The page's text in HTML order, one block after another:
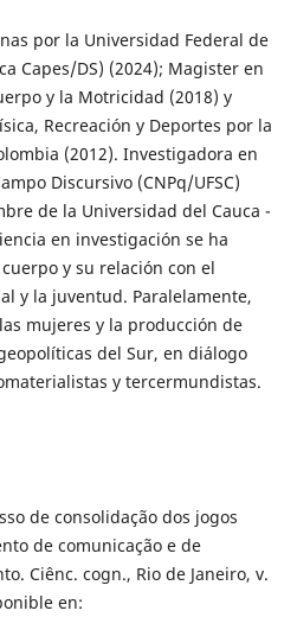
por la Universidad Federal de
Capes/DS) (2024); Magister en
y la Motricidad (2018) y
Recreación y Deportes por la
(2012). Investigadora en
Discursivo (CNPq/UFSC)
de la Universidad del Cauca -
en investigación se ha
y su relación con el
y la juventud. Paralelamente,
mujeres y la producción de
del Sur, en diálogo
y tercermundistas.
de consolidação dos jogos
de comunicação e de
Ciênc. cogn., Rio de Janeiro, v.
en: